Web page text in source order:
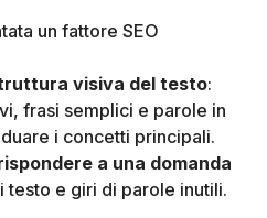
un fattore SEO
visiva del testo:
frasi semplici e parole in
i concetti principali.
a una domanda
testo e giri di parole inutili.